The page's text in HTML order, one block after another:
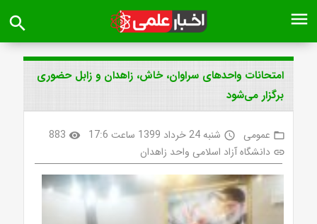
menu
search
امتحانات واحدهای سراوان، خاش، زاهدان و زابل حضوری
برگزار می‌شود
folder_open عمومی access_time شنبه 24 خرداد 1399 ساعت 17:6 visibility
883
link دانشگاه آزاد اسلامی واحد زاهدان